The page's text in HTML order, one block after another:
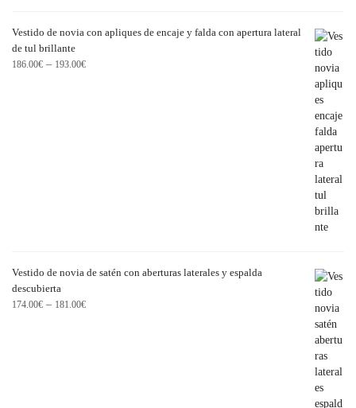
Vestido de novia con apliques de encaje y falda con apertura lateral
de tul brillante
186.00€ – 193.00€
Vestido de novia de satén con aberturas laterales y espalda
descubierta
174.00€ – 181.00€